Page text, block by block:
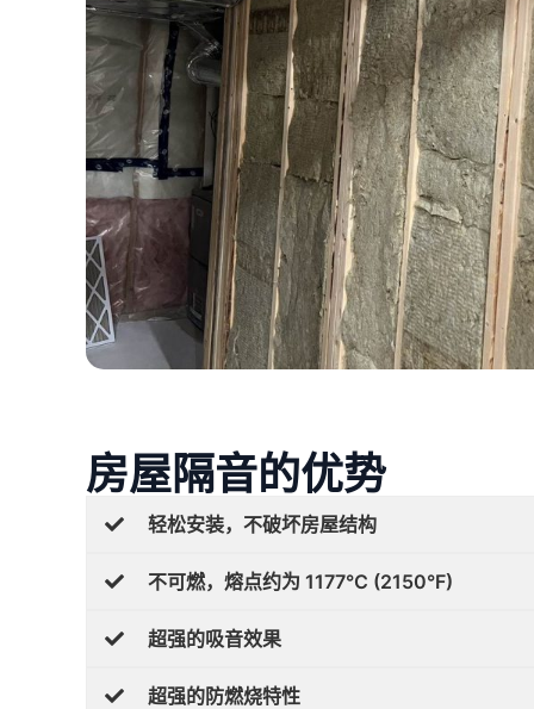
房屋隔音的优势
轻松安装，不破坏房屋结构
不可燃，熔点约为 1177°C (2150°F)
超强的吸音效果
超强的防燃烧特性